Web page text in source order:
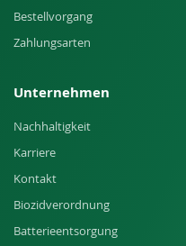
Bestellvorgang
Zahlungsarten
Unternehmen
Nachhaltigkeit
Karriere
Kontakt
Biozidverordnung
Batterieentsorgung